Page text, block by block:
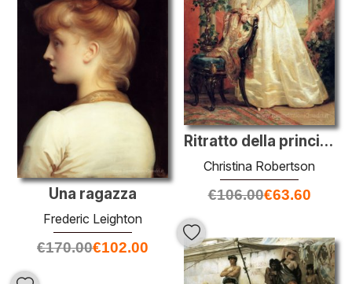
Ritratto della principessa Zinaida Yusupova
Christina Robertson
€106.00€63.60
Una ragazza
Frederic Leighton
€170.00€102.00